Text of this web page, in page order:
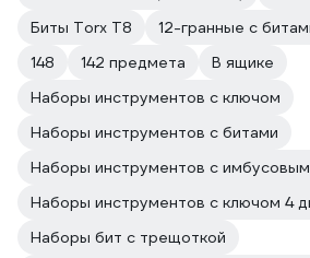
Биты Torx T8
12-гранные с
148
142 предмета
В ящике
Наборы инструментов с ключом
Наборы инструментов с битами
Наборы инструментов с
Наборы инструментов с ключом 4
Наборы бит с трещоткой